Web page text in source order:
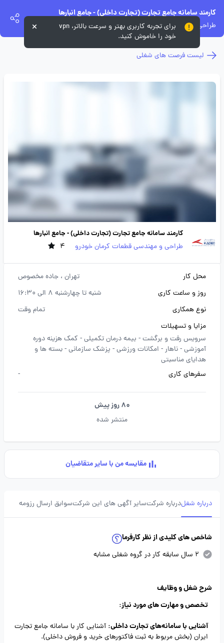
کارمند سامانه جامع تجارت (تجارت داخلی) - جامع انبارها
طراحی و مهندسی قطعات کرمان خودرو
لیست فرصت های شغلی
کارمند سامانه جامع تجارت (تجارت داخلی) - جامع انبارها
طراحی و مهندسی قطعات کرمان خودرو
4
محل کار تهران ، جاده مخصوص
روز و ساعت کاری
شنبه تا چهارشنبه 8 الی 16:30
نوع همکاری
تمام وقت
مزایا و تسهیلات
سرویس رفت و برگشت - بیمه درمان تکمیلی - کمک هزینه دوره
آموزشی -ناهار - امکانات ورزشی - پزشک سازمانی -بسته ها و
هدایای مناسبتی
سفرهای کاری
-
80 روز پیش
منتشر شده
مقایسه من با سایر متقاضیان
درباره شغلدرباره شرکتسایر آگهی های این شرکتسوابق ارسال رزومه
شاخص های کلیدی از نظر کارفرما
2 سال سابقه کار در گروه شغلی مشابه
شرح شغل و وظایف
تخصص و مهارت های مورد نیاز:
آشنایی با سامانه‌های تجارت داخلی: آشنایی کار با سامانه جامع تجارت
ایران (بخش مربوط به ثبت فاکتورهای خرید و فروش داخلی).
برای تجربه کاربری بهتر و سرعت بالاتر، vpn
خود را خاموش کنید.